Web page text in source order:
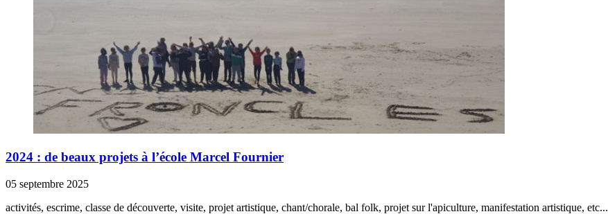
2024 : de beaux projets à l’école Marcel Fournier
05 septembre 2025
activités, escrime, classe de découverte, visite, projet artistique, chant/chorale, bal folk, projet sur l'apiculture, manifestation artistique, etc...